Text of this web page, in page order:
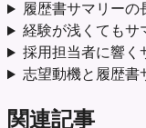
履歴書サマリーの
経験が浅くてもサ
採用担当者に響く
志望動機と履歴書
関連記事